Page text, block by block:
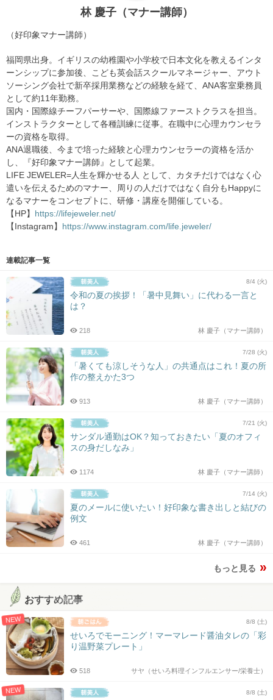
林 慶子（マナー講師）
（好印象マナー講師）
福岡県出身。イギリスの幼稚園や小学校で日本文化を教えるインタ
ーンシップに参加後、こども英会話スクールマネージャー、アウト
ソーシング会社で新卒採用業務などの経験を経て、ANA客室乗務員
として約11年勤務。
国内・国際線チーフパーサーや、国際線ファーストクラスを担当。
インストラクターとして各種訓練に従事。在職中に心理カウンセラ
ーの資格を取得。
ANA退職後、今まで培った経験と心理カウンセラーの資格を活か
し、『好印象マナー講師』として起業。
LIFE JEWELER=人生を輝かせる人 として、カタチだけではなく心
遣いを伝えるためのマナー、周りの人だけではなく自分もHappyに
なるマナーをコンセプトに、研修・講座を開催している。
【HP】
https://lifejeweler.net/
【Instagram】
https://www.instagram.com/life.jeweler/
連載記事一覧
8/4 (火)
令和の夏の挨拶！「暑中見舞い」に代わる一言と
は？
林 慶子（マナー講師）
218
7/28 (火)
「暑くても涼しそうな人」の共通点はこれ！夏の所
作の整えかた3つ
林 慶子（マナー講師）
913
7/21 (火)
サンダル通勤はOK？知っておきたい「夏のオフィ
スの身だしなみ」
林 慶子（マナー講師）
1174
7/14 (火)
夏のメールに使いたい！好印象な書き出しと結びの
例文
林 慶子（マナー講師）
461
もっと見る
おすすめ記事
NEW 8/8 (土)
せいろでモーニング！マーマレード醤油タレの「彩
り温野菜プレート」
サヤ（せいろ料理インフルエンサー/栄養士）
518
NEW 8/8 (土)